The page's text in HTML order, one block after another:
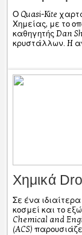
Ο Quasi-Kite
Χημείας, με το
καθηγητής Dan
κρυστάλλων. H
Χημικά
Σε ένα
κοσμεί και το
Chemical and
(ACS)